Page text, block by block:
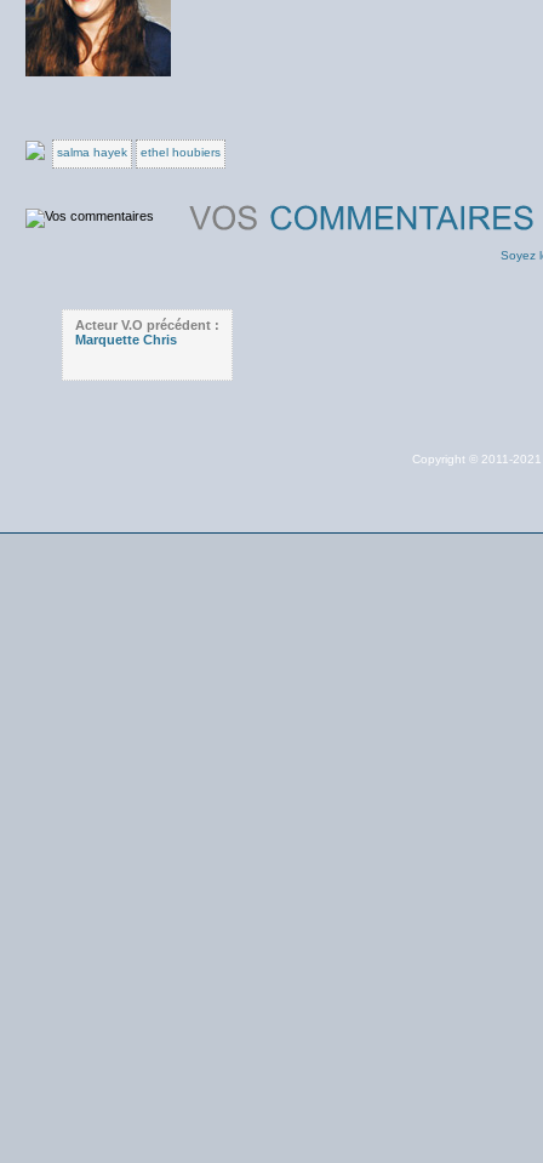
salma hayek ethel houbiers
Soyez
Acteur V.O précédent :
Marquette Chris
Copyright © 2011-